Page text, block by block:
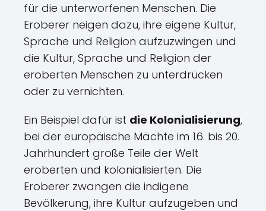
für die unterworfenen Menschen. Die
Eroberer neigen dazu, ihre eigene Kultur,
Sprache und Religion aufzuzwingen und
die Kultur, Sprache und Religion der
eroberten Menschen zu unterdrücken
oder zu vernichten.
Ein Beispiel dafür ist die Kolonialisierung,
bei der europäische Mächte im 16. bis 20.
Jahrhundert große Teile der Welt
eroberten und kolonialisierten. Die
Eroberer zwangen die indigene
Bevölkerung, ihre Kultur aufzugeben und